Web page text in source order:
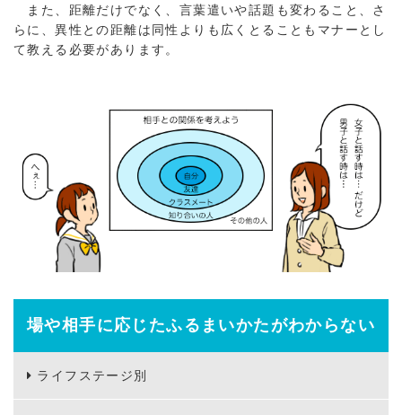
また、距離だけでなく、言葉遣いや話題も変わること、さ
らに、異性との距離は同性よりも広くとることもマナーとし
て教える必要があります。
場や相手に応じたふるまいかたがわからない
ライフステージ別